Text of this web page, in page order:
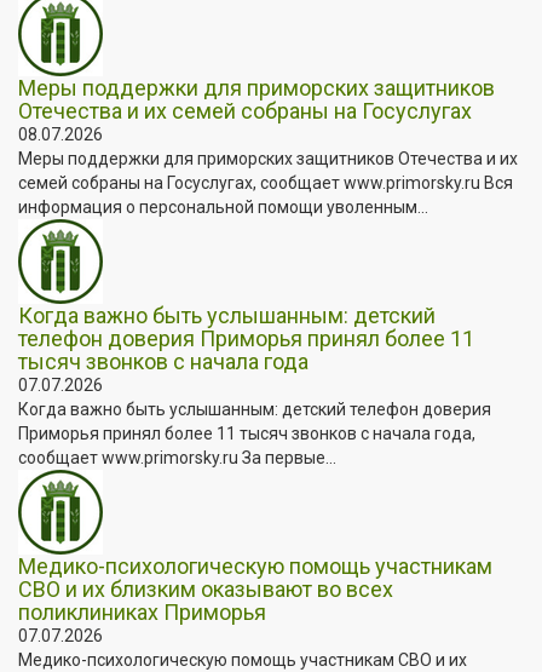
Меры поддержки для приморских защитников
Отечества и их семей собраны на Госуслугах
08.07.2026
Меры поддержки для приморских защитников Отечества и их
семей собраны на Госуслугах, сообщает www.primorsky.ru Вся
информация о персональной помощи уволенным...
Когда важно быть услышанным: детский
телефон доверия Приморья принял более 11
тысяч звонков с начала года
07.07.2026
Когда важно быть услышанным: детский телефон доверия
Приморья принял более 11 тысяч звонков с начала года,
сообщает www.primorsky.ru За первые...
Медико-психологическую помощь участникам
СВО и их близким оказывают во всех
поликлиниках Приморья
07.07.2026
Медико-психологическую помощь участникам СВО и их